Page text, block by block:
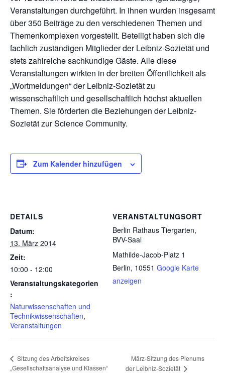
Veranstaltungen durchgeführt. In ihnen wurden insgesamt
über 350 Beiträge zu den verschiedenen Themen und
Themenkomplexen vorgestellt. Beteiligt haben sich die
fachlich zuständigen Mitglieder der Leibniz-Sozietät und
stets zahlreiche sachkundige Gäste. Alle diese
Veranstaltungen wirkten in der breiten Öffentlichkeit als
„Wortmeldungen“ der Leibniz-Sozietät zu
wissenschaftlich und gesellschaftlich höchst aktuellen
Themen. Sie förderten die Beziehungen der Leibniz-
Sozietät zur Science Community.
Zum Kalender hinzufügen
DETAILS
Datum:
13. März 2014
Zeit:
10:00 - 12:00
Veranstaltungskategorien
:
Naturwissenschaften und
Technikwissenschaften,
Veranstaltungen
VERANSTALTUNGSORT
Berlin Rathaus Tiergarten,
BVV-Saal
Mathilde-Jacob-Platz 1
Berlin, 10551 Google Karte
anzeigen
Sitzung des Arbeitskreises
„Gesellschaftsanalyse und Klassen“
März-Sitzung des Plenums
der Leibniz-Sozietät